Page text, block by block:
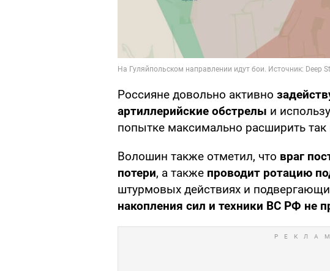
Россияне довольно активно
артиллерийские обстрелы и
попытке максимально расширить
Волошин также отметил, что враг
потери, а также проводит ротацию
штурмовых действиях и
накопления сил и техники ВС РФ не